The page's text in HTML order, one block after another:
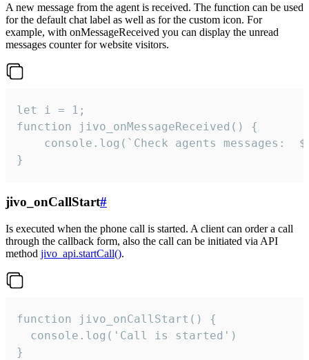
A new message from the agent is received. The function can be used
for the default chat label as well as for the custom icon. For
example, with onMessageReceived you can display the unread
messages counter for website visitors.
let i = 1;
function jivo_onMessageReceived() {
}
jivo_onCallStart#
Is executed when the phone call is started. A client can order a call
through the callback form, also the call can be initiated via API
method jivo_api.startCall().
function jivo_onCallStart() {
  console.log('Call is started')
}